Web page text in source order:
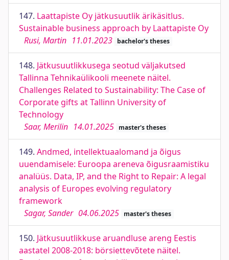
147. Laattapiste Oy jätkusuutlik ärikäsitlus.
Sustainable business approach by Laattapiste Oy
Rusi, Martin 11.01.2023 bachelor's theses
148. Jätkusuutlikkusega seotud väljakutsed
Tallinna Tehnikaülikooli meenete näitel.
Challenges Related to Sustainability: The Case of
Corporate gifts at Tallinn University of
Technology
Saar, Merilin 14.01.2025 master's theses
149. Andmed, intellektuaalomand ja õigus
uuendamisele: Euroopa areneva õigusraamistiku
analüüs. Data, IP, and the Right to Repair: A legal
analysis of Europes evolving regulatory
framework
Sagar, Sander 04.06.2025 master's theses
150. Jätkusuutlikkuse aruandluse areng Eestis
aastatel 2008-2018: börsiettevõtete näitel.